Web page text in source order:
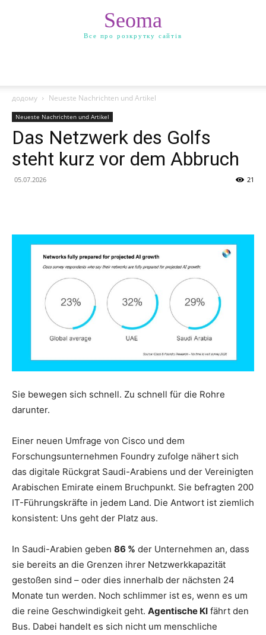
Seoma
Все про розкрутку сайтів
додому Neueste Nachrichten und Artikel
Neueste Nachrichten und Artikel
Das Netzwerk des Golfs
steht kurz vor dem Abbruch
05.07.2026 21
Sie bewegen sich schnell. Zu schnell für die Rohre
darunter.
Einer neuen Umfrage von Cisco und dem
Forschungsunternehmen Foundry zufolge nähert sich
das digitale Rückgrat Saudi-Arabiens und der Vereinigten
Arabischen Emirate einem Bruchpunkt. Sie befragten 200
IT-Führungskräfte in jedem Land. Die Antwort ist ziemlich
konsistent: Uns geht der Platz aus.
In Saudi-Arabien geben 86 % der Unternehmen an, dass
sie bereits an die Grenzen ihrer Netzwerkkapazität
gestoßen sind – oder dies innerhalb der nächsten 24
Monate tun werden. Noch schlimmer ist es, wenn es um
die reine Geschwindigkeit geht. Agentische KI fährt den
Bus. Dabei handelt es sich nicht um menschliche